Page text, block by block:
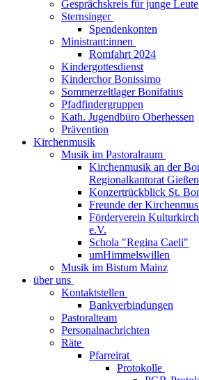
Gesprächskreis für junge Leute
Sternsinger
Spendenkonten
Ministrant:innen
Romfahrt 2024
Kindergottesdienst
Kinderchor Bonissimo
Sommerzeltlager Bonifatius
Pfadfindergruppen
Kath. Jugendbüro Oberhessen
Prävention
Kirchenmusik
Musik im Pastoralraum
Kirchenmusik an der
Regionalkantorat Gießen
Konzertrückblick St.
Freunde der
Förderverein
e.V.
Schola "Regina Caeli"
umHimmelswillen
Musik im Bistum Mainz
über uns
Kontaktstellen
Bankverbindungen
Pastoralteam
Personalnachrichten
Räte
Pfarreirat
Protokolle